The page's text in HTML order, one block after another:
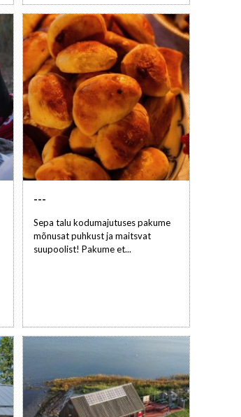
---
Sepa talu kodumajutuses pakume
mõnusat puhkust ja maitsvat
suupoolist! Pakume et...